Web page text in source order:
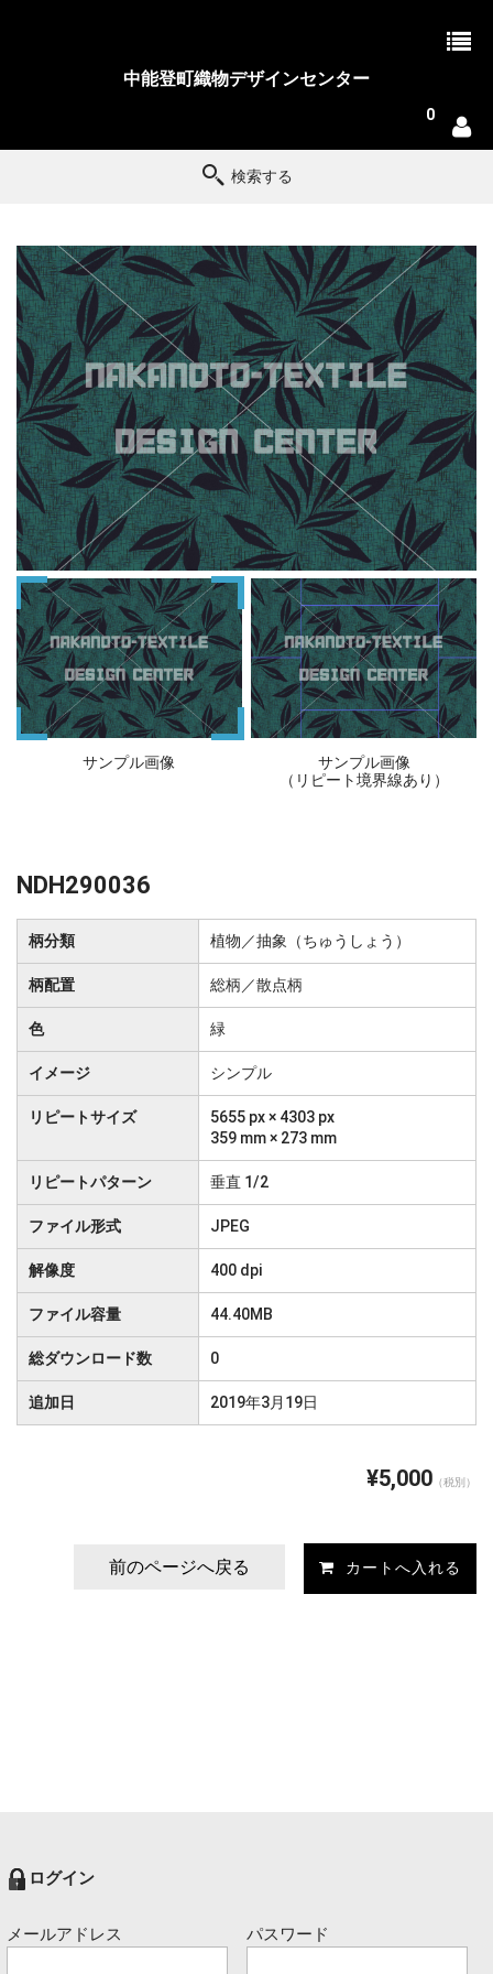
中能登町織物デザインセンター
0
検索する
サンプル画像
サンプル画像
（リピート境界線あり）
NDH290036
柄分類 植物／抽象（ちゅうしょう）
柄配置 総柄／散点柄
色 緑
イメージ シンプル
リピートサイズ
5655 px × 4303 px
359 mm × 273 mm
リピートパターン 垂直 1/2
ファイル形式 JPEG
解像度 400 dpi
ファイル容量 44.40MB
総ダウンロード数 0
追加日 2019年3月19日
¥5,000 （税別）
前のページへ戻る
ログイン
メールアドレス パスワード